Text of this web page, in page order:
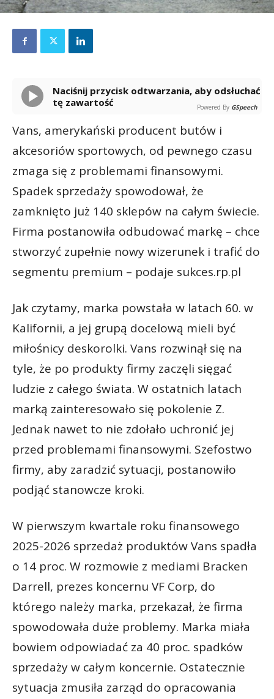
Naciśnij przycisk odtwarzania, aby odsłuchać
tę zawartość
Powered By GSpeech
Vans, amerykański producent butów i
akcesoriów sportowych, od pewnego czasu
zmaga się z problemami finansowymi.
Spadek sprzedaży spowodował, że
zamknięto już 140 sklepów na całym świecie.
Firma postanowiła odbudować markę – chce
stworzyć zupełnie nowy wizerunek i trafić do
segmentu premium – podaje sukces.rp.pl
Jak czytamy, marka powstała w latach 60. w
Kalifornii, a jej grupą docelową mieli być
miłośnicy deskorolki. Vans rozwinął się na
tyle, że po produkty firmy zaczęli sięgać
ludzie z całego świata. W ostatnich latach
marką zainteresowało się pokolenie Z.
Jednak nawet to nie zdołało uchronić jej
przed problemami finansowymi. Szefostwo
firmy, aby zaradzić sytuacji, postanowiło
podjąć stanowcze kroki.
W pierwszym kwartale roku finansowego
2025-2026 sprzedaż produktów Vans spadła
o 14 proc. W rozmowie z mediami Bracken
Darrell, prezes koncernu VF Corp, do
którego należy marka, przekazał, że firma
spowodowała duże problemy. Marka miała
bowiem odpowiadać za 40 proc. spadków
sprzedaży w całym koncernie. Ostatecznie
sytuacja zmusiła zarząd do opracowania